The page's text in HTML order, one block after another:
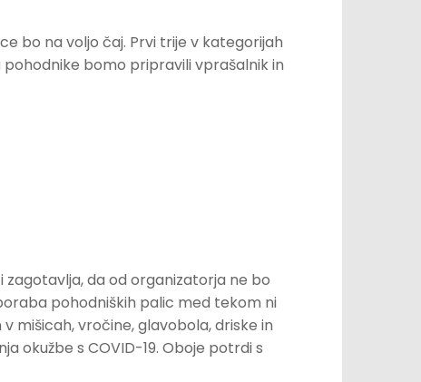
bo na voljo čaj. Prvi trije v kategorijah
bomo pripravili vprašalnik in
da od organizatorja ne bo
pohodniških palic med tekom ni
mišicah, vročine, glavobola, driske in
okužbe s COVID-19. Oboje potrdi s